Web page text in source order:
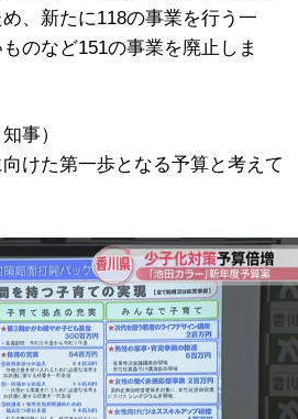
、新たに118の事業を行う一
のなど151の事業を廃止しま
事）
向けた第一歩となる予算と考えて